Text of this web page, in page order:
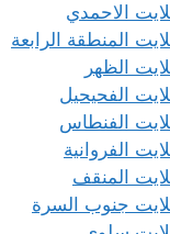
الاحمدي
المنطقة الرابعة
الظهر
الفحيحيل
الفنطاس
الفروانية
المنقف
جنوب السرة